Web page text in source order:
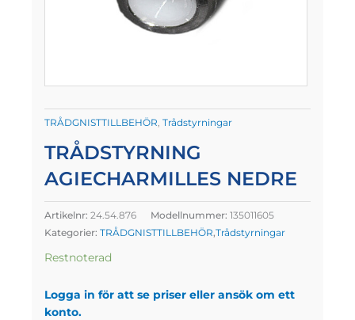
TRÅDGNISTTILLBEHÖR Trådstyrningar
TRÅDSTYRNING
AGIECHARMILLES NEDRE
Artikelnr: 24.54.876 Modellnummer: 135011605
Kategorier: TRÅDGNISTTILLBEHÖR,Trådstyrningar
Restnoterad
Logga in för att se priser eller ansök om ett
konto.